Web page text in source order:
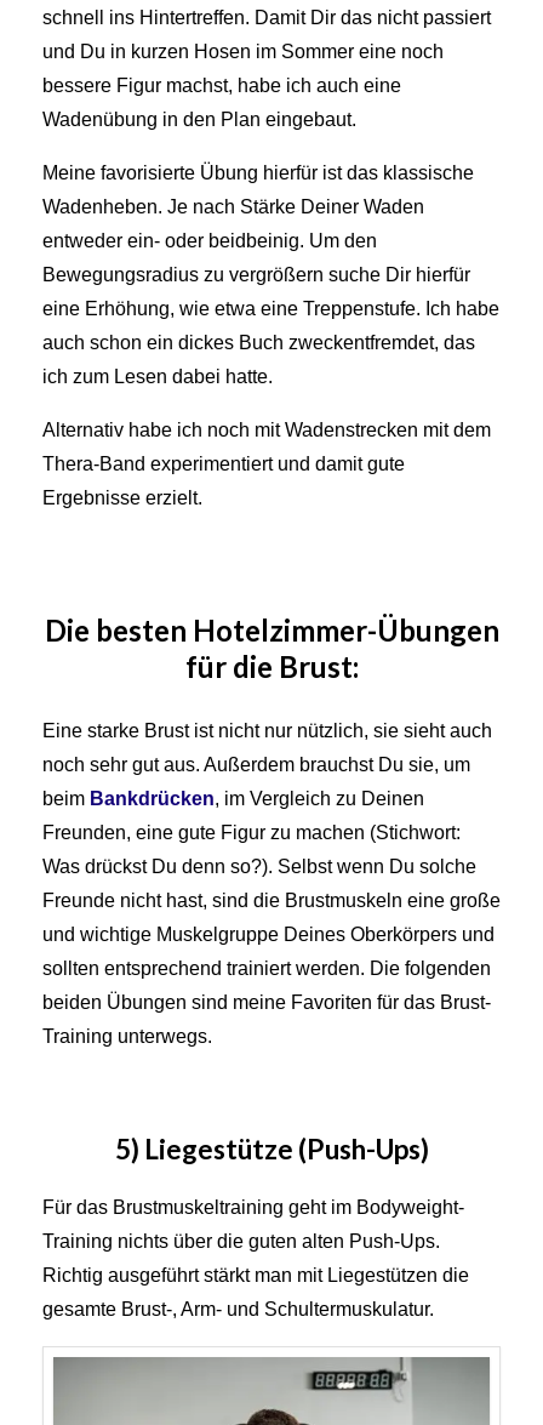
schnell ins Hintertreffen. Damit Dir das nicht passiert
und Du in kurzen Hosen im Sommer eine noch
bessere Figur machst, habe ich auch eine
Wadenübung in den Plan eingebaut.
Meine favorisierte Übung hierfür ist das klassische
Wadenheben. Je nach Stärke Deiner Waden
entweder ein- oder beidbeinig. Um den
Bewegungsradius zu vergrößern suche Dir hierfür
eine Erhöhung, wie etwa eine Treppenstufe. Ich habe
auch schon ein dickes Buch zweckentfremdet, das
ich zum Lesen dabei hatte.
Alternativ habe ich noch mit Wadenstrecken mit dem
Thera-Band experimentiert und damit gute
Ergebnisse erzielt.
Die besten Hotelzimmer-Übungen
für die Brust:
Eine starke Brust ist nicht nur nützlich, sie sieht auch
noch sehr gut aus. Außerdem brauchst Du sie, um
beim Bankdrücken, im Vergleich zu Deinen
Freunden, eine gute Figur zu machen (Stichwort:
Was drückst Du denn so?). Selbst wenn Du solche
Freunde nicht hast, sind die Brustmuskeln eine große
und wichtige Muskelgruppe Deines Oberkörpers und
sollten entsprechend trainiert werden. Die folgenden
beiden Übungen sind meine Favoriten für das Brust-
Training unterwegs.
5) Liegestütze (Push-Ups)
Für das Brustmuskeltraining geht im Bodyweight-
Training nichts über die guten alten Push-Ups.
Richtig ausgeführt stärkt man mit Liegestützen die
gesamte Brust-, Arm- und Schultermuskulatur.